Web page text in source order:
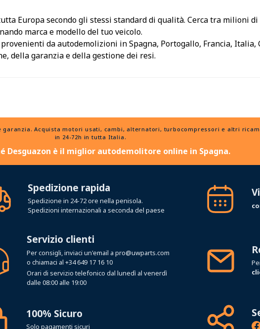
Europa secondo gli stessi standard di qualità. Cerca tra milioni
marca e modello del tuo veicolo.
da autodemolizioni in Spagna, Portogallo, Francia, Italia,
della garanzia e della gestione dei resi.
Acquista motori usati, cambi, alternatori, turbocompressori e altri
in 24-72h in tutta Italia.
Desguazon è il miglior autodemolitore online in Spagna.
Spedizione rapida
Spedizione in 24-72 ore nella penisola.
Spedizioni internazionali a seconda del paese
Servizio clienti
Per consigli, inviaci un'email a pro@uwparts.com
o chiamaci al +34 649 17 16 10
Orari di servizio telefonico dal lunedì al venerdì
dalle 08:00 alle 19:00
100% Sicuro
Solo pagamenti sicuri